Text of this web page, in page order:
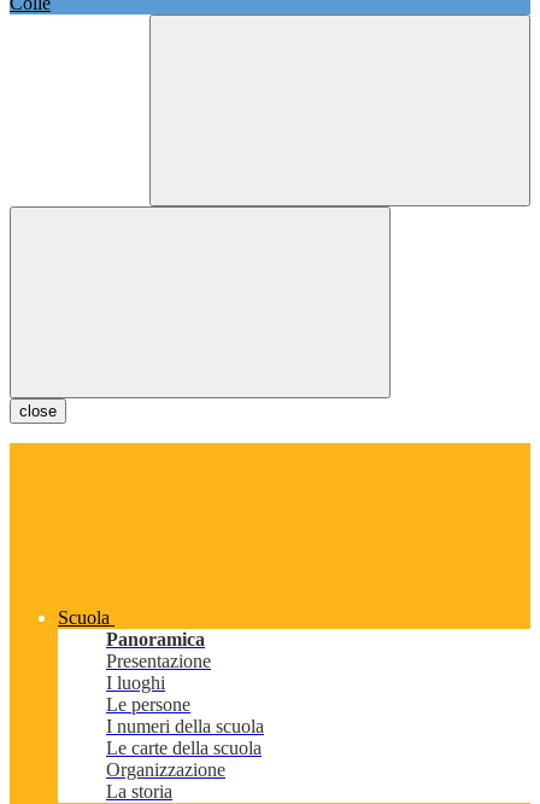
close
Scuola
Panoramica
Presentazione
I luoghi
Le persone
I numeri della scuola
Le carte della scuola
Organizzazione
La storia